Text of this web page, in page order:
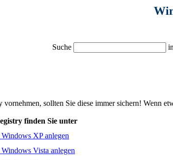
Suche in
sollten Sie diese immer sichern! Wenn
finden Sie unter
XP anlegen
Vista anlegen